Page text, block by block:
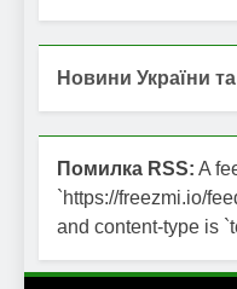
Новини України
Помилка RSS: A
`https://freezmi.io/
and content-type is